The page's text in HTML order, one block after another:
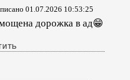
01.07.2026 10:53:25
дорожка в ад😁